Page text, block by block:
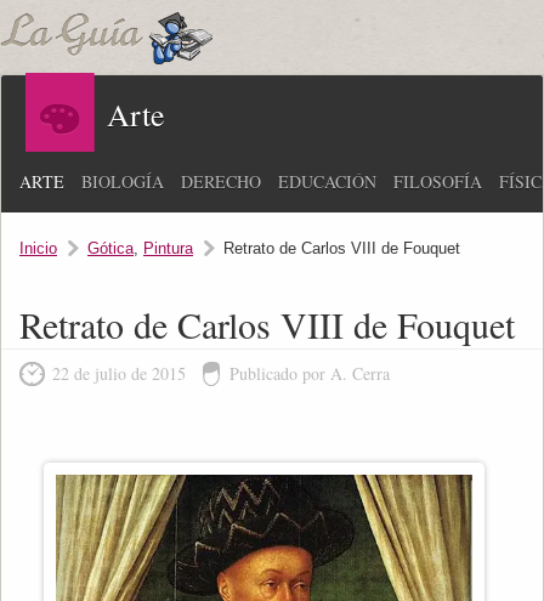
Arte
ARTE BIOLOGÍA DERECHO EDUCACIÓN FILOSOFÍA
Inicio Gótica, Pintura Retrato de Carlos VIII de Fouquet
Retrato de Carlos VIII de Fouquet
22 de julio de 2015 Publicado por A. Cerra